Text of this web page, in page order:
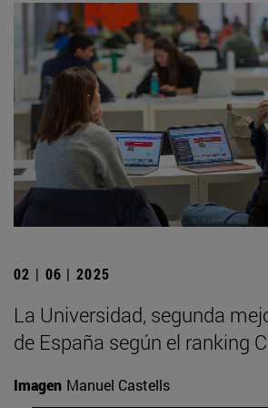
02 | 06 | 2025
La Universidad, segunda
de España según el ranking
Imagen Manuel Castells